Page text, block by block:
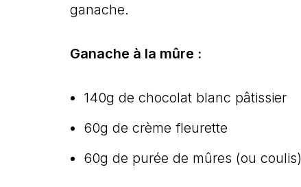
ganache.
Ganache à la mûre :
140g de chocolat blanc pâtissier
60g de crème fleurette
60g de purée de mûres (ou coulis)